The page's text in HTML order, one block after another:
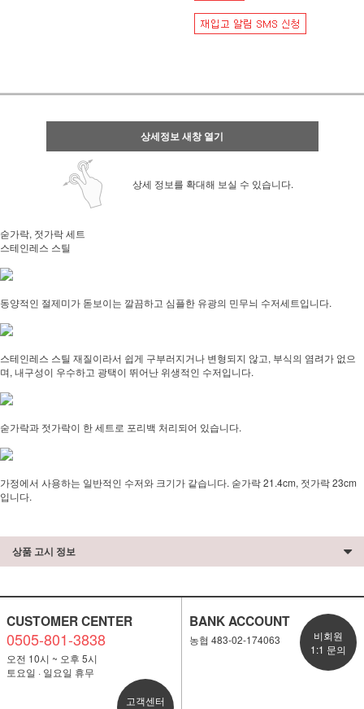
상세정보 새창 열기
상세 정보를 확대해 보실 수 있습니다.
숟가락, 젓가락 세트
스테인레스 스틸
동양적인 절제미가 돋보이는 깔끔하고 심플한 유광의 민무늬 수저세트입니다.
스테인레스 스틸 재질이라서 쉽게 구부러지거나 변형되지 않고, 부식의 염려가 없으
며, 내구성이 우수하고 광택이 뛰어난 위생적인 수저입니다.
숟가락과 젓가락이 한 세트로 포리백 처리되어 있습니다.
가정에서 사용하는 일반적인 수저와 크기가 같습니다. 숟가락 21.4cm, 젓가락 23cm
입니다.
상품 고시 정보
CUSTOMER CENTER
0505-801-3838
오전 10시 ~ 오후 5시
토요일 · 일요일 휴무
고객센터
BANK ACCOUNT
농협 483-02-174063
비회원
1:1 문의